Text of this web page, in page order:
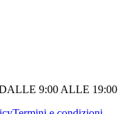
9:00 ALLE 19:00